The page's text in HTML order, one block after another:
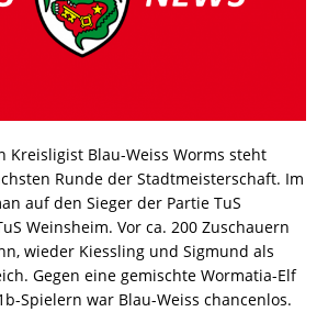
Kreisligist Blau-Weiss Worms steht
Runde der Stadtmeisterschaft. Im
auf den Sieger der Partie TuS
Weinsheim. Vor ca. 200 Zuschauern
wieder Kiessling und Sigmund als
Gegen eine gemischte Wormatia-Elf
Spielern war Blau-Weiss chancenlos.